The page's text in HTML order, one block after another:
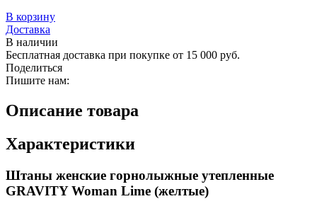
В корзину
Доставка
В наличии
Бесплатная доставка при покупке от 15 000 руб.
Поделиться
Пишите нам:
Описание товара
Характеристики
Штаны женские горнолыжные утепленные
GRAVITY Woman Lime (желтые)